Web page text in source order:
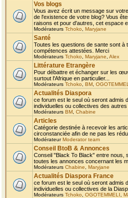
Vos blogs
Vous avez écrit un message sur
de l'existence de votre blog? Vous
raisons et pour d'autres, cet espace
Modérateurs Tchoko Maryjane
Santé
Toutes les questions de sante sont
compétences attestées. Merci
Modérateurs Tchoko Maryjane Alex
Littérature Etrangère
Pour débattre et échanger sur les
surtout l'Afrique en particulier...
Modérateurs Tchoko BM
Actualités Diaspora
ce forum est le seul où seront admis
individuelles ou collectives des
Modérateurs BM Chabine
Articles
Catégorie destinée à recevoir les
circonstanciée afin de ne pas les
ModérateurModerator team
Conseil BtoB & Annonces
Conseil "Black To Black" entre nous,
toutes les annonces concernant les
Modérateurs Chabine Maryjane
Actualités Diaspora France
ce forum est le seul où seront admis
individuelles ou collectives de la
Modérateurs Tchoko OGOTEMMELI